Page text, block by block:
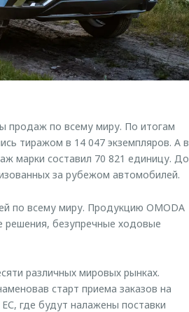
продаж по всему миру. По итогам
тиражом в 14 047 экземпляров. А в
марки составил 70 821 единицу. До
за рубежом автомобилей.
по всему миру. Продукцию OMODA
решения, безупречные ходовые
различных мировых рынках.
старт приема заказов на
где будут налажены поставки